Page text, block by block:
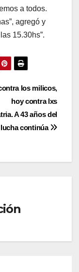
a todos.
agregó y
15.30hs”.
los milicos,
hoy contra lxs
A 43 años del
continúa